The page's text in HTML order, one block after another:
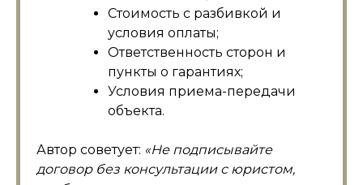
Стоимость с разбивкой и
условия оплаты;
Ответственность сторон и
пункты о гарантиях;
Условия приема-передачи
объекта.
Автор советует: «Не подписывайте
договор без консультации с юристом,